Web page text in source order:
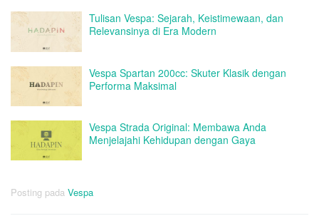
Tulisan Vespa: Sejarah, Keistimewaan, dan
Relevansinya di Era Modern
Vespa Spartan 200cc: Skuter Klasik dengan
Performa Maksimal
Vespa Strada Original: Membawa Anda
Menjelajahi Kehidupan dengan Gaya
Posting pada Vespa